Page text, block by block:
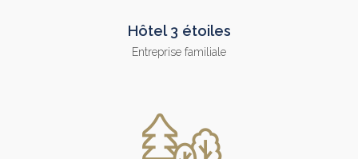
Hôtel 3 étoiles
Entreprise familiale